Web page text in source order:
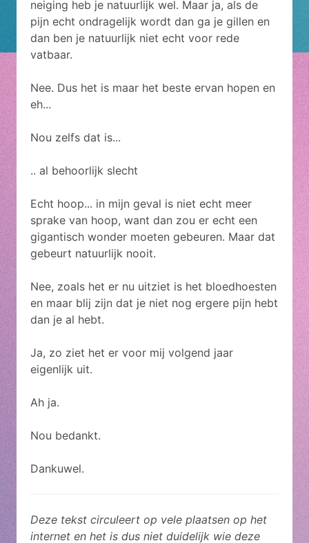
neiging heb je natuurlijk wel. Maar ja, als de
pijn echt ondragelijk wordt dan ga je gillen en
dan ben je natuurlijk niet echt voor rede
vatbaar.
Nee. Dus het is maar het beste ervan hopen en
eh...
Nou zelfs dat is...
.. al behoorlijk slecht
Echt hoop... in mijn geval is niet echt meer
sprake van hoop, want dan zou er echt een
gigantisch wonder moeten gebeuren. Maar dat
gebeurt natuurlijk nooit.
Nee, zoals het er nu uitziet is het bloedhoesten
en maar blij zijn dat je niet nog ergere pijn hebt
dan je al hebt.
Ja, zo ziet het er voor mij volgend jaar
eigenlijk uit.
Ah ja.
Nou bedankt.
Dankuwel.
Deze tekst circuleert op vele plaatsen op het
internet en het is dus niet duidelijk wie deze